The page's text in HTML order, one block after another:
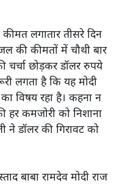
लगातार तीसरे दिन
की कीमतों में चौथी बार
चर्चा छोड़कर डॉलर रुपये
लगता है कि यह मोदी
विषय रहा है। कहना न
हर कमजोरी को निशाना
ने डॉलर की गिरावट को
बाबा रामदेव मोदी राज